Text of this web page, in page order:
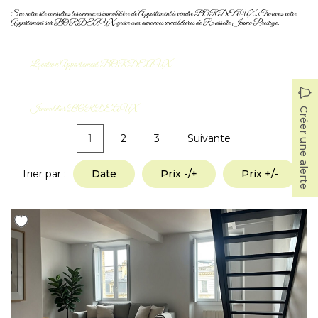
EN ES
Sur notre site consultez les annonces immobilière de Appartement à vendre BORDEAUX. Trouvez votre
Appartement sur BORDEAUX grâce aux annonces immobilières de Rousselle Immo Prestige.
Location Appartement BORDEAUX
Immobilier BORDEAUX Créer une alerte
1 2 3 Suivante
Trier par : Date Prix -/+ Prix +/-